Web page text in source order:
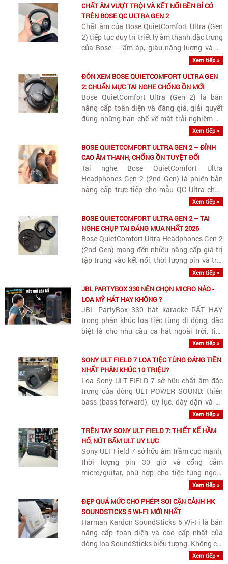
CHẤT ÂM VƯỢT TRỘI VÀ KẾT NỐI BỀN BỈ CÓ
TRÊN BOSE QC ULTRA GEN 2
Chất âm của Bose QuietComfort Ultra (Gen
2) tiếp tục duy trì triết lý âm thanh đặc trưng
của Bose — ấm áp, giàu năng lượng và dễ
nghe lâu — nhưng được nâng cấp đáng kể về
kiểm soát dải..
Xem tiếp »
ĐÓN XEM BOSE QUIETCOMFORT ULTRA GEN
2: CHUẨN MỰC TAI NGHE CHỐNG ỒN MỚI
Bose QuietComfort Ultra (Gen 2) là bản
nâng cấp toàn diện và đáng giá, giải quyết
đúng những hạn chế về mặt trải nghiệm và
tính năng kỹ thuật mà thế hệ đầu tiên chưa
Xem tiếp »
BOSE QUIETCOMFORT ULTRA GEN 2 – ĐỈNH
CAO ÂM THANH, CHỐNG ỒN TUYỆT ĐỐI
Tai nghe Bose QuietComfort Ultra
Headphones Gen 2 (2nd Gen) là phiên bản
nâng cấp trực tiếp cho mẫu QC Ultra chụp
Xem tiếp »
BOSE QUIETCOMFORT ULTRA GEN 2 – TAI
NGHE CHỤP TAI ĐÁNG MUA NHẤT 2026
Bose QuietComfort Ultra Headphones Gen 2
(2nd Gen) mang đến nhiều nâng cấp giá trị
tập trung vào kết nối, thời lượng pin và trải
Xem tiếp »
JBL PARTYBOX 330 NÊN CHỌN MICRO NÀO -
LOA MỸ HÁT HAY KHÔNG ?
JBL PartyBox 330 hát karaoke RẤT HAY
trong phân khúc loa tiệc tùng di động, đặc
biệt là cho nhu cầu ca hát ngoài trời, tiệc
Xem tiếp »
SONY ULT FIELD 7 LOA TIỆC TÙNG ĐÁNG TIỀN
NHẤT PHÂN KHÚC 10 TRIỆU?
Loa Sony ULT FIELD 7 sở hữu chất âm đặc
trưng của dòng ULT POWER SOUND: thiên
bass (bass-forward), uy lực, dày dặn và có
âm lượng lớn. Tuy thiên trầm phục vụ các
vẫn giữ được dải trung (vocals)..
Xem tiếp »
TRÊN TAY SONY ULT FIELD 7: THIẾT KẾ HẦM
HỐ, NÚT BẤM ULT UY LỰC
Sony ULT Field 7 sở hữu âm trầm cực mạnh,
thời lượng pin 30 giờ và cổng cắm
micro/guitar, phù hợp cho tiệc tùng ngoài
Xem tiếp »
ĐẸP QUÁ MỨC CHO PHÉP! SOI CẬN CẢNH HK
SOUNDSTICKS 5 WI-FI MỚI NHẤT
Harman Kardon SoundSticks 5 Wi-Fi là bản
nâng cấp toàn diện và cao cấp nhất của
dòng loa SoundSticks biểu tượng. Không chỉ
giữ nguyên giá trị thẩm mỹ vượt thời gian,
Xem tiếp »